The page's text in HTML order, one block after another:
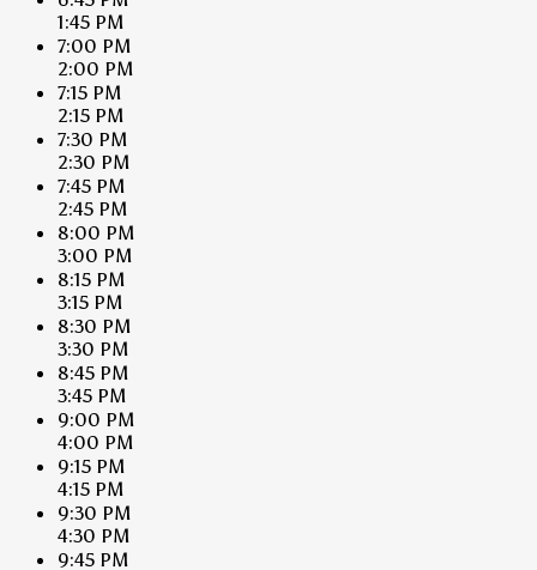
1:45 PM
7:00 PM
2:00 PM
7:15 PM
2:15 PM
7:30 PM
2:30 PM
7:45 PM
2:45 PM
8:00 PM
3:00 PM
8:15 PM
3:15 PM
8:30 PM
3:30 PM
8:45 PM
3:45 PM
9:00 PM
4:00 PM
9:15 PM
4:15 PM
9:30 PM
4:30 PM
9:45 PM